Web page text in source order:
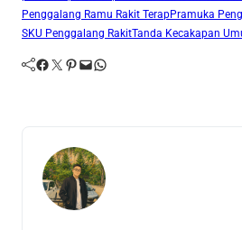
Penggalang Ramu Rakit TerapPramuka
SKU Penggalang RakitTanda Kecakapan
Facebook Twitter Pinterest Mail WhatsApp